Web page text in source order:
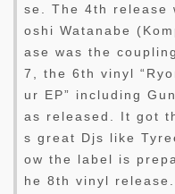
se. The 4th release
oshi Watanabe
ase was the
7, the 6th vinyl
ur EP” including
as released. It got
s great Djs like
ow the label is
he 8th vinyl release.